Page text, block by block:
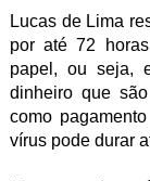
Lucas de Lima
por até 72
papel, ou seja,
dinheiro que
como
vírus pode durar